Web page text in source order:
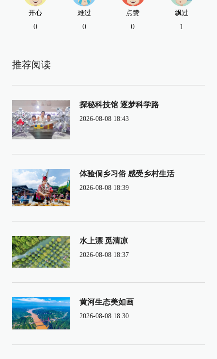
开心
0
难过
0
点赞
0
飘过
1
推荐阅读
探秘科技馆 逐梦科学路
2026-08-08 18:43
体验侗乡习俗 感受乡村生活
2026-08-08 18:39
水上漂 觅清凉
2026-08-08 18:37
黄河生态美如画
2026-08-08 18:30